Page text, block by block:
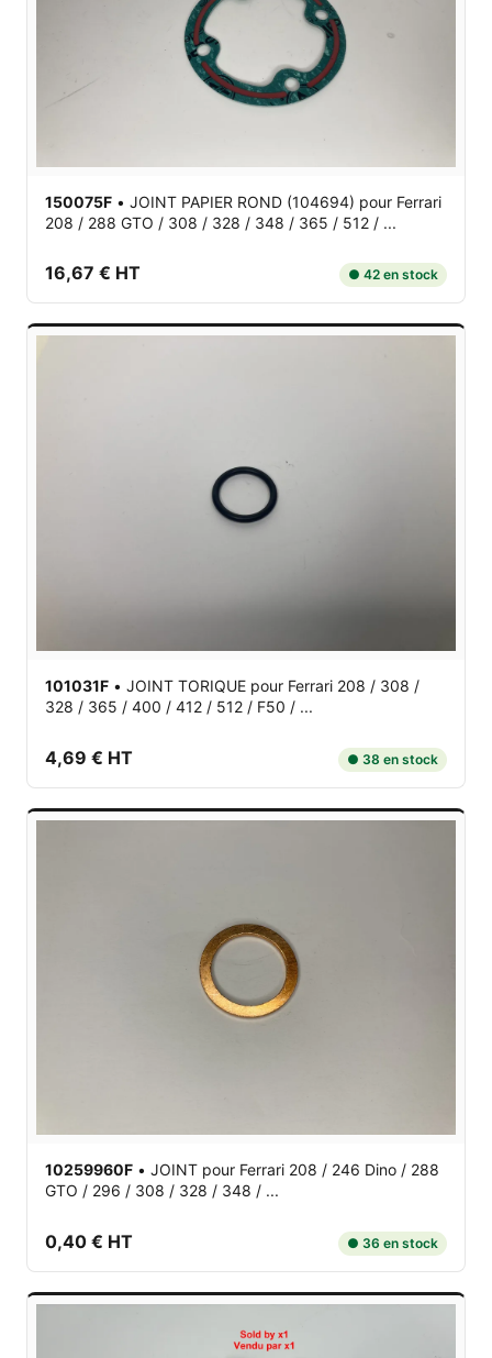
150075F • JOINT PAPIER ROND (104694) pour Ferrari
208 / 288 GTO / 308 / 328 / 348 / 365 / 512 / ...
16,67 € HT ● 42 en stock
101031F • JOINT TORIQUE pour Ferrari 208 / 308 /
328 / 365 / 400 / 412 / 512 / F50 / ...
4,69 € HT ● 38 en stock
10259960F • JOINT pour Ferrari 208 / 246 Dino / 288
GTO / 296 / 308 / 328 / 348 / ...
0,40 € HT ● 36 en stock